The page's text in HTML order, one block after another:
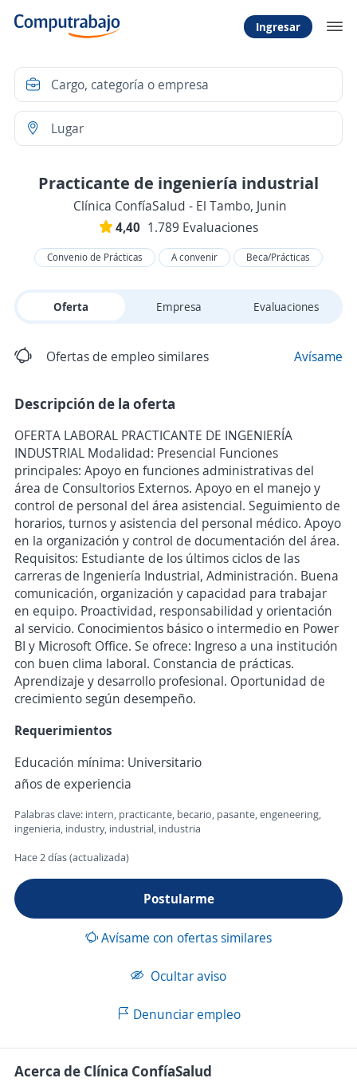
Ingresar
Practicante de ingeniería industrial
Clínica ConfíaSalud - El Tambo, Junin
4,40 1.789 Evaluaciones
Convenio de Prácticas A convenir Beca/Prácticas
Oferta Empresa Evaluaciones
Ofertas de empleo similares Avísame
Descripción de la oferta
OFERTA LABORAL PRACTICANTE DE INGENIERÍA
INDUSTRIAL Modalidad: Presencial Funciones
principales: Apoyo en funciones administrativas del
área de Consultorios Externos. Apoyo en el manejo y
control de personal del área asistencial. Seguimiento de
horarios, turnos y asistencia del personal médico. Apoyo
en la organización y control de documentación del área.
Requisitos: Estudiante de los últimos ciclos de las
carreras de Ingeniería Industrial, Administración. Buena
comunicación, organización y capacidad para trabajar
en equipo. Proactividad, responsabilidad y orientación
al servicio. Conocimientos básico o intermedio en Power
BI y Microsoft Office. Se ofrece: Ingreso a una institución
con buen clima laboral. Constancia de prácticas.
Aprendizaje y desarrollo profesional. Oportunidad de
crecimiento según desempeño.
Requerimientos
Educación mínima: Universitario
años de experiencia
Palabras clave: intern, practicante, becario, pasante, engeneering,
ingenieria, industry, industrial, industria
Hace 2 días (actualizada)
Postularme
Avísame con ofertas similares
Ocultar aviso
Denunciar empleo
Acerca de Clínica ConfíaSalud